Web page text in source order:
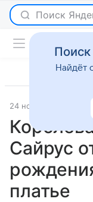
Поиск
24 ноября 2023
Сайрус
платье
Поиск
Найдёт